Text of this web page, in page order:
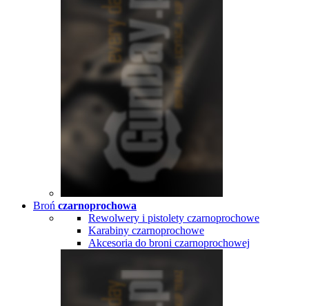
Broń czarnoprochowa
Rewolwery i pistolety czarnoprochowe
Karabiny czarnoprochowe
Akcesoria do broni czarnoprochowej